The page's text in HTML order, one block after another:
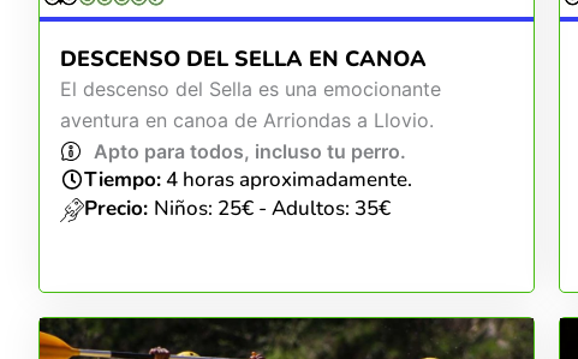
DESCENSO DEL SELLA EN CANOA
El descenso del Sella es una emocionante
aventura en canoa de Arriondas a Llovio.
Apto para todos, incluso tu perro.
Tiempo:4 horas aproximadamente.
Precio: Niños: 25€ - Adultos: 35€